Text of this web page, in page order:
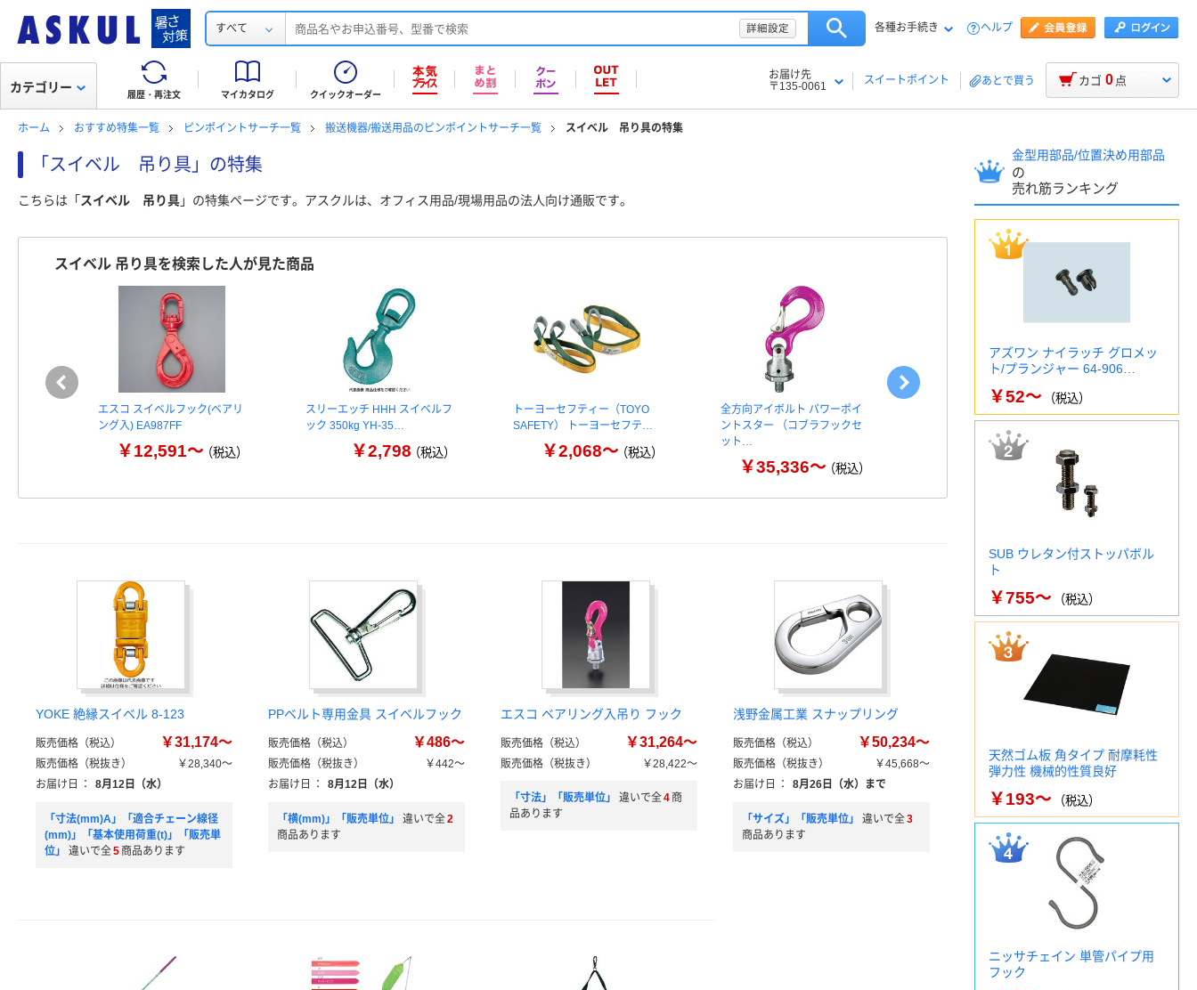
すべて 詳細設定 各種お手続き ヘルプ
履歴・再注文 マイカタログ クイックオーダー
お届け先
〒135-0061
スイートポイント あとで買う
カテゴリー カゴ 0 点
ホーム おすすめ特集一覧 ピンポイントサーチ一覧 搬送機器/搬送用品のピンポイントサーチ一覧 スイベル 吊り具の特集
「スイベル 吊り具」の特集
こちらは「 スイベル 吊り具」の特集ページです。アスクルは、オフィス用品/現場用品の法人向け通販です。
スイベル 吊り具を検索した人が見た商品
エスコ スイベルフック(ベアリ
ング入) EA987FF
￥12,591～（税込）
スリーエッチ HHH スイベルフ
ック 350kg YH-35…
￥2,798（税込）
トーヨーセフティー（TOYO
SAFETY） トーヨーセフテ…
￥2,068～（税込）
全方向アイボルト パワーポイ
ントスター （コブラフックセ
ット…
￥35,336～（税込） （税込）
YOKE 絶縁スイベル 8-123
販売価格（税込） ￥31,174～
販売価格（税抜き）
￥28,340～
お届け日
： 8月12日（水）
「寸法(mm)A」「適合チェーン線径
(mm)」「基本使用荷重(t)」「販売単
位」
違いで全5 商品あります
PPベルト専用金具 スイベルフック
販売価格（税込） ￥486～
販売価格（税抜き）
￥442～
お届け日
： 8月12日（水）
「横(mm)」「販売単位」 違いで全2
商品あります
エスコ ベアリング入吊り フック
販売価格（税込） ￥31,264～
販売価格（税抜き） ￥28,422～
「寸法」「販売単位」 違いで全4 商
品あります
浅野金属工業 スナップリング
販売価格（税込） ￥50,234～
販売価格（税抜き）
￥45,668～
お届け日
： 8月26日（水）まで
「サイズ」「販売単位」 違いで全3
商品あります
金型用部品/位置決め用部品
の
売れ筋ランキング
アズワン ナイラッチ グロメッ
ト/プランジャー 64-906…
￥52～ （税込）
SUB ウレタン付ストッパボル
ト
￥755～ （税込）
天然ゴム板 角タイプ 耐摩耗性
弾力性 機械的性質良好
￥193～ （税込）
ニッサチェイン 単管パイプ用
フック